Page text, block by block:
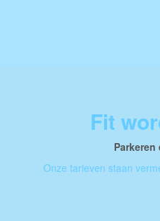
Fit
Onze tarieven staan